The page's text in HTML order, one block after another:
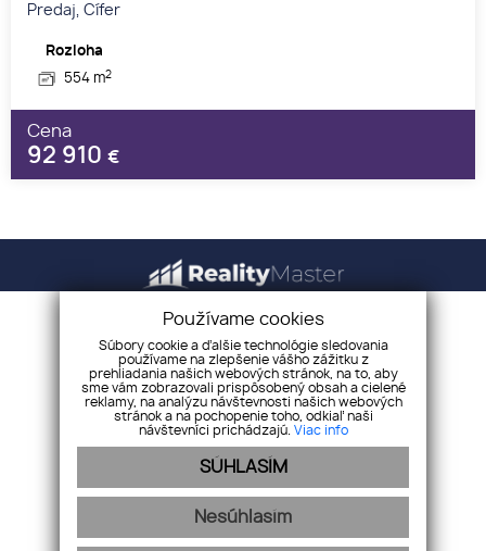
Predaj, Cífer
Rozloha
554 m2
Cena
92 910 €
Úvod
O nás
Realitné služby
Finančné služby
Kariéra
Náš tím
Kontakt
Cookies
Drevárska 23/1649, Pezinok 902 01
+421 907 551 455
office@realitymaster.sk
Používame cookies
Súbory cookie a ďalšie technológie sledovania
používame na zlepšenie vášho zážitku z
prehliadania našich webových stránok, na to, aby
sme vám zobrazovali prispôsobený obsah a cielené
reklamy, na analýzu návštevnosti našich webových
stránok a na pochopenie toho, odkiaľ naši
návštevníci prichádzajú. Viac info
SÚHLASÍM
Nesúhlasím